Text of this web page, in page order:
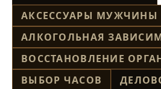
АКСЕССУАРЫ МУЖЧИНЫ
АЛКОГОЛЬНАЯ
ВОССТАНОВЛЕНИЕ
ВЫБОР ЧАСОВ